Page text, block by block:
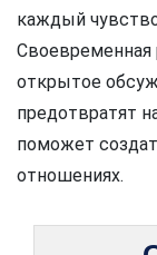
каждый
открытое
предотвратят
поможет
отношениях.